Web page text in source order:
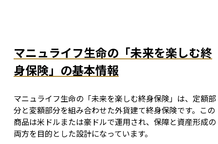
マニュライフ生命の「未来を楽しむ終
身保険」の基本情報
マニュライフ生命の「未来を楽しむ終身保険」は、定額部
分と変額部分を組み合わせた外貨建て終身保険です。この
商品は米ドルまたは豪ドルで運用され、保障と資産形成の
両方を目的とした設計になっています。